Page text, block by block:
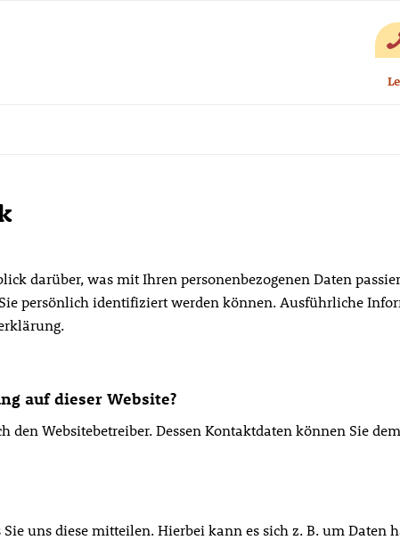
darüber, was mit Ihren personenbezogenen Daten
persönlich identifiziert werden können. Ausführliche
auf dieser Website?
den Websitebetreiber. Dessen Kontaktdaten können Sie
uns diese mitteilen. Hierbei kann es sich z. B. um